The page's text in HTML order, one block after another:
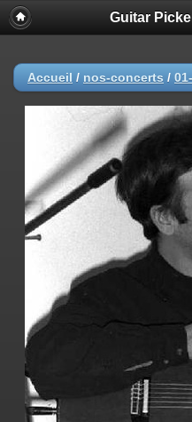
Guitar
Accueil / nos-concerts /